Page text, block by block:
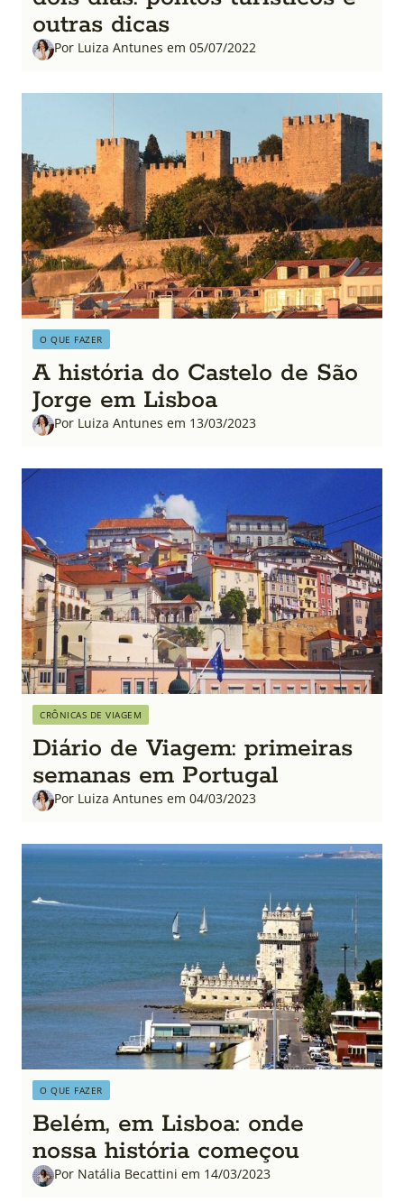
outras dicas
Por Luiza Antunes em 05/07/2022
O QUE FAZER
A história do Castelo de São
Jorge em Lisboa
Por Luiza Antunes em 13/03/2023
CRÔNICAS DE VIAGEM
Diário de Viagem: primeiras
semanas em Portugal
Por Luiza Antunes em 04/03/2023
O QUE FAZER
Belém, em Lisboa: onde
nossa história começou
Por Natália Becattini em 14/03/2023